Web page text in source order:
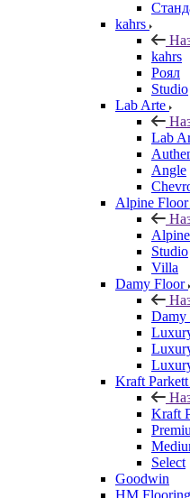
kahrs
kahrs
Роял
Studio
Lab Arte
Lab
Angle
Alpine Floor
Studio
Villa
Damy Floor
Damy
Kraft Parkett
Kraft
Select
Goodwin
HM Flooring